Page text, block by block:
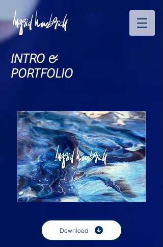
INTRO &
PORTFOLIO
Download